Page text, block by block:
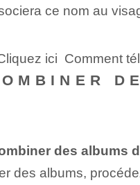
ce nom au
ici Comment
des albums
des albums,